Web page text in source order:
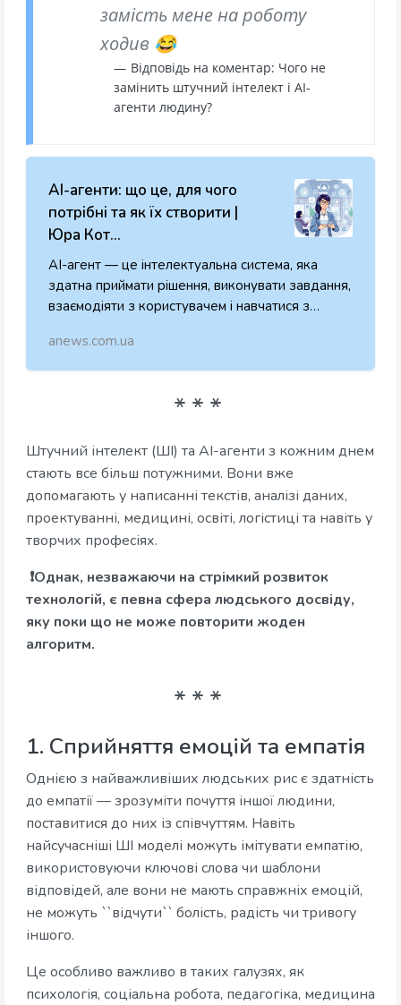
замість мене на роботу
ходив 😂
Відповідь на коментар: Чого не
замінить штучний інтелект і AI-
агенти людину?
AI-агенти: що це, для чого
потрібні та як їх створити |
Юра Кот...
AI-агент — це інтелектуальна система, яка
здатна приймати рішення, виконувати завдання,
взаємодіяти з користувачем і навчатися з
``помічник``, який може:
anews.com.ua
Штучний інтелект (ШІ) та AI-агенти з кожним днем
стають все більш потужними. Вони вже
допомагають у написанні текстів, аналізі даних,
проектуванні, медицині, освіті, логістиці та навіть у
творчих професіях.
❗Однак, незважаючи на стрімкий розвиток
технологій, є певна сфера людського досвіду,
яку поки що не може повторити жоден
алгоритм.
1. Сприйняття емоцій та емпатія
Однією з найважливіших людських рис є здатність
до емпатії — зрозуміти почуття іншої людини,
поставитися до них із співчуттям. Навіть
найсучасніші ШІ моделі можуть імітувати емпатію,
використовуючи ключові слова чи шаблони
відповідей, але вони не мають справжніх емоцій,
не можуть ``відчути`` болість, радість чи тривогу
іншого.
Це особливо важливо в таких галузях, як
психологія, соціальна робота, педагогіка, медицина